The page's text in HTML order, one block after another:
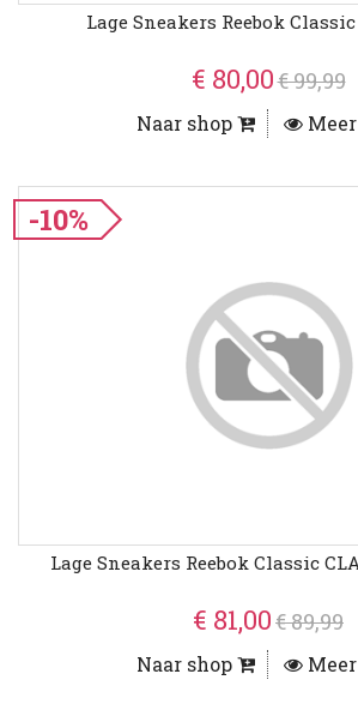
Lage Sneakers Reebok Classic
€ 80,00€ 99,99
Naar shop
-10%
Lage Sneakers Reebok Classic
€ 81,00€ 89,99
Naar shop